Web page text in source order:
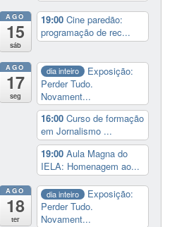
AGO
15
sáb
19:00Cine paredão:
programação de rec...
AGO
17
seg
dia inteiro
Exposição:
Perder Tudo.
Novament...
16:00Curso de formação
em Jornalismo ...
19:00Aula Magna do
IELA: Homenagem ao...
AGO
18
ter
dia inteiro
Exposição:
Perder Tudo.
Novament...